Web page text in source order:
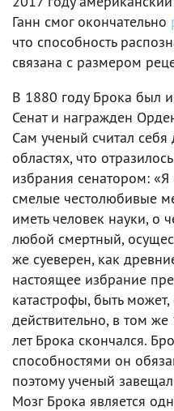
Ганн смог окончательно
что способность
связана с размером
В 1880 году Брока был
Сенат и награжден
Сам ученый считал
областях, что
избрания сенатором:
смелые честолюбивые
иметь человек науки, о
любой смертный,
же суеверен, как
настоящее избрание
катастрофы, быть
действительно, в том
лет Брока скончался.
способностями он
поэтому ученый
Мозг Брока является